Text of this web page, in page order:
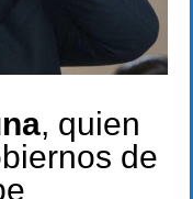
, quien
de